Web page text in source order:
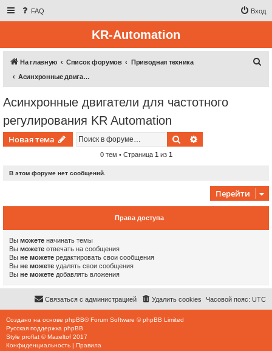
FAQ Вход
KR-Automation
На главную Список форумов
Приводная техника
Асинхронные двигатели для частотного регулирования KR Automation
Асинхронные двигатели для частотного
регулирования KR Automation
Новая тема Поиск
0 тем • Страница 1 из 1
В этом форуме нет сообщений.
Перейти
Права доступа
Вы можете начинать темы
Вы можете отвечать на сообщения
Вы не можете редактировать свои сообщения
Вы не можете удалять свои сообщения
Вы не можете добавлять вложения
Часовой пояс: UTC
Удалить cookies
Связаться с администрацией
Создано на основе phpBB® Forum Software © phpBB Limited
Русская поддержка phpBB
Style proflat ©Mazeltof 2017
Конфиденциальность | Правила